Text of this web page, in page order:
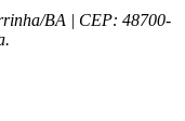
BA | CEP: 48700-